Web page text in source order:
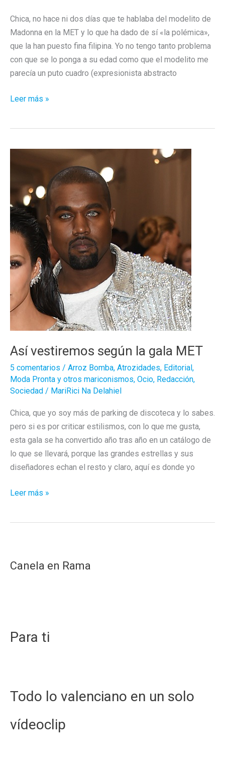
Chica, no hace ni dos días que te hablaba del modelito de
Madonna en la MET y lo que ha dado de sí «la polémica»,
que la han puesto fina filipina. Yo no tengo tanto problema
con que se lo ponga a su edad como que el modelito me
parecía un puto cuadro (expresionista abstracto
Pelea
Leer más »
Así vestiremos según la gala MET
5 comentarios / Arroz Bomba, Atrozidades, Editorial ,
Moda Pronta y otros mariconismos, Ocio, Redacción,
Sociedad / MariRici Na Delahiel
Chica, que yo soy más de parking de discoteca y lo sabes.
pero si es por criticar estilismos, con lo que me gusta,
esta gala se ha convertido año tras año en un catálogo de
lo que se llevará, porque las grandes estrellas y sus
diseñadores echan el resto y claro, aquí es donde yo
Así
MET
Leer más »
Canela en Rama
Para ti
Todo lo valenciano en un solo
vídeoclip